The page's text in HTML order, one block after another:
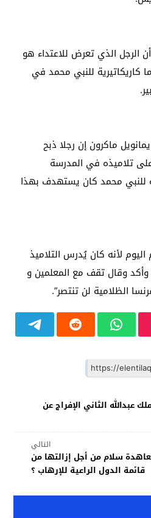
الرجل الذي تعرض للاعتداء هو
كاريكاتيرية للنبي محمد في
ماكرون إن رجلا ذبح
تلاميذه في المدرسة
للنبي محمد كان يستهدف بهذا
لأنه كان يُدرس التلاميذ
وأكدوقال تقف مع المعلمين و
الظلامية لن تنتصر”.
عبدالله الثاني الإفراج عن
التالي
سلام من أجل إزالتها من
قائمة الدول الراعية للإرهاب ؟